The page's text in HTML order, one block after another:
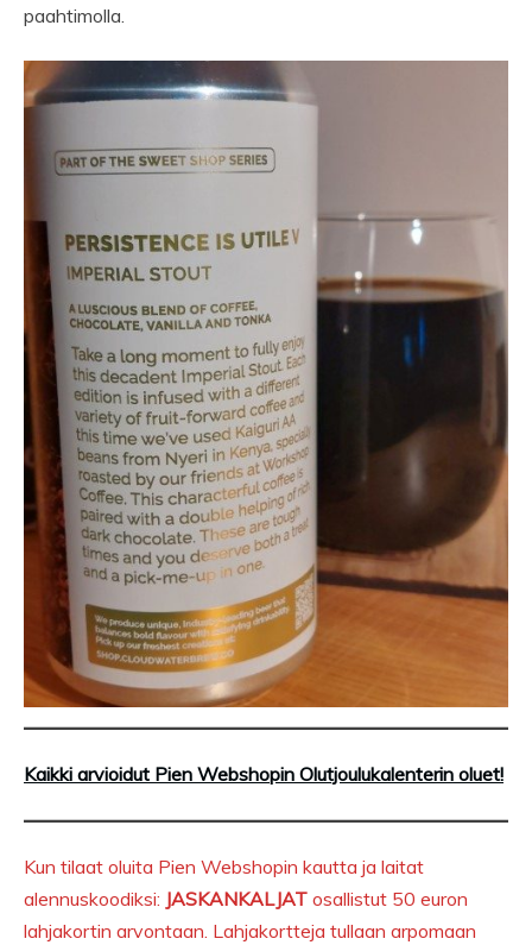
paahtimolla.
Kaikki arvioidut Pien Webshopin Olutjoulukalenterin oluet!
Kun tilaat oluita Pien Webshopin kautta ja laitat
alennuskoodiksi: JASKANKALJAT osallistut 50 euron
lahjakortin arvontaan. Lahjakortteja tullaan arpomaan